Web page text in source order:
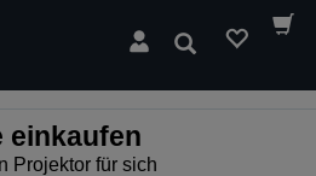
Suchen
einkaufen
Projektor für sich